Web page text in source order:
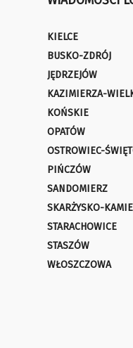
KIELCE
BUSKO-ZDRÓJ
JĘDRZEJÓW
KAZIMIERZA-
KOŃSKIE
OPATÓW
OSTROWIEC-
PIŃCZÓW
SANDOMIERZ
SKARŻYSKO-
STARACHOWICE
STASZÓW
WŁOSZCZOWA